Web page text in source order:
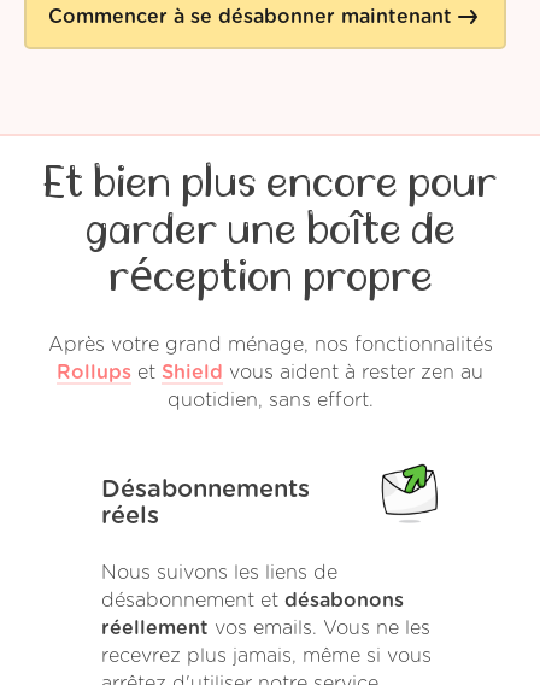
Commencer à se désabonner maintenant
Et bien plus encore pour
garder une boîte de
réception propre
Après votre grand ménage, nos fonctionnalités
Rollups et Shield vous aident à rester zen au
quotidien, sans effort.
Désabonnements
réels
Nous suivons les liens de
désabonnement et désabonons
réellement vos emails. Vous ne les
recevrez plus jamais, même si vous